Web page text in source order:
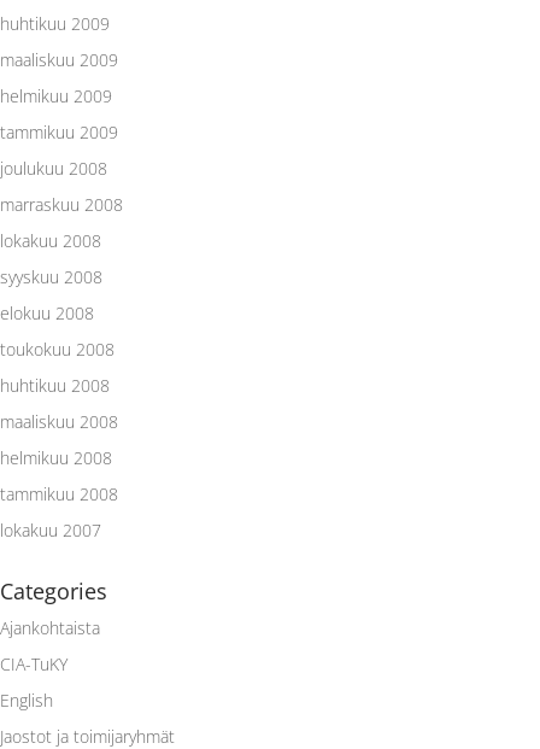
huhtikuu 2009
maaliskuu 2009
helmikuu 2009
tammikuu 2009
joulukuu 2008
marraskuu 2008
lokakuu 2008
syyskuu 2008
elokuu 2008
toukokuu 2008
huhtikuu 2008
maaliskuu 2008
helmikuu 2008
tammikuu 2008
lokakuu 2007
Categories
Ajankohtaista
CIA-TuKY
English
Jaostot ja toimijaryhmät